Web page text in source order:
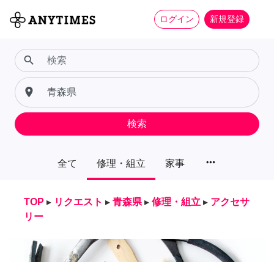
ログイン 新規登録
全て 修理・組立 家事 more_horiz
search
place
検索
TOP ▸ リクエスト ▸ 青森県 ▸ 修理・組立 ▸ アクセサ
リー